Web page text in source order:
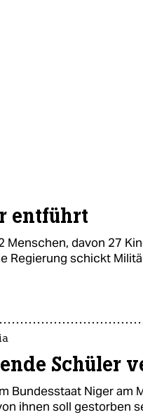
entführt
Menschen, davon 27
Regierung schickt
Schüler
Bundesstaat Niger am
ihnen soll gestorben